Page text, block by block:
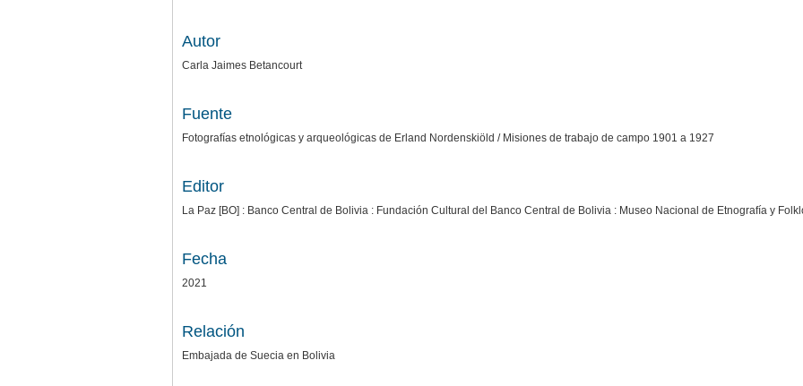
Autor
Carla Jaimes Betancourt
Fuente
Fotografías etnológicas y arqueológicas de Erland Nordenskiöld / Misiones de trabajo de campo 1901 a 1927
Editor
La Paz [BO] : Banco Central de Bolivia : Fundación Cultural del Banco Central de Bolivia : Museo Nacional de Etnografía y
Fecha
2021
Relación
Embajada de Suecia en Bolivia